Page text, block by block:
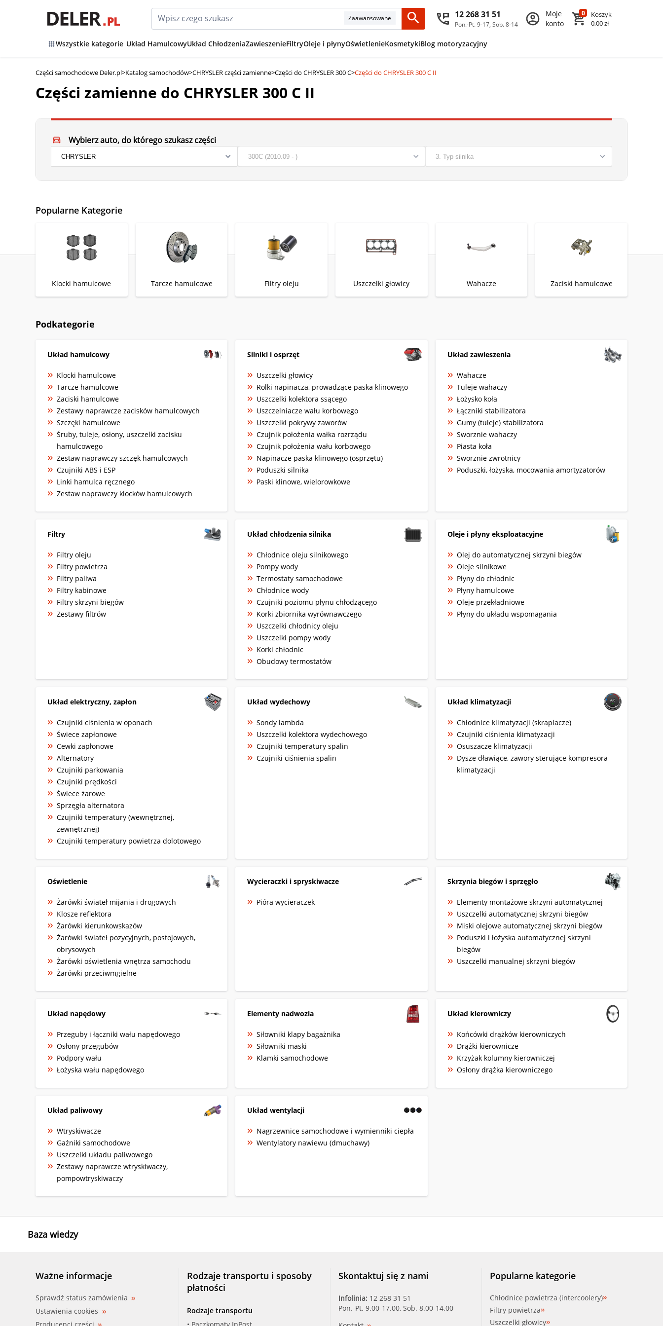
Zaawansowane 12 268 31 51
Pon.-Pt. 9-17, Sob. 8-14
Moje
konto
0
Koszyk
0,00 zł
Wszystkie kategorie Układ HamulcowyUkład ChłodzeniaZawieszenieFiltryOleje i płynyOświetlenieKosmetykiBlog motoryzacyjny
Części samochodowe Deler.pl>Katalog samochodów>CHRYSLER części zamienne>Części do CHRYSLER 300 C>Części do CHRYSLER 300 C II
Części zamienne do CHRYSLER 300 C II
Wybierz auto, do którego szukasz części
Popularne Kategorie
Klocki hamulcowe Tarcze hamulcowe Filtry oleju Uszczelki głowicy Wahacze Zaciski hamulcowe
Podkategorie
Układ hamulcowy
Klocki hamulcowe
Tarcze hamulcowe
Zaciski hamulcowe
Zestawy naprawcze zacisków hamulcowych
Szczęki hamulcowe
Śruby, tuleje, osłony, uszczelki zacisku
hamulcowego
Zestaw naprawczy szczęk hamulcowych
Czujniki ABS i ESP
Linki hamulca ręcznego
Zestaw naprawczy klocków hamulcowych
Silniki i osprzęt
Uszczelki głowicy
Rolki napinacza, prowadzące paska klinowego
Uszczelki kolektora ssącego
Uszczelniacze wału korbowego
Uszczelki pokrywy zaworów
Czujnik położenia wałka rozrządu
Czujnik położenia wału korbowego
Napinacze paska klinowego (osprzętu)
Poduszki silnika
Paski klinowe, wielorowkowe
Układ zawieszenia
Wahacze
Tuleje wahaczy
Łożysko koła
Łączniki stabilizatora
Gumy (tuleje) stabilizatora
Sworznie wahaczy
Piasta koła
Sworznie zwrotnicy
Poduszki, łożyska, mocowania amortyzatorów
Filtry
Filtry oleju
Filtry powietrza
Filtry paliwa
Filtry kabinowe
Filtry skrzyni biegów
Zestawy filtrów
Układ chłodzenia silnika
Chłodnice oleju silnikowego
Pompy wody
Termostaty samochodowe
Chłodnice wody
Czujniki poziomu płynu chłodzącego
Korki zbiornika wyrównawczego
Uszczelki chłodnicy oleju
Uszczelki pompy wody
Korki chłodnic
Obudowy termostatów
Oleje i płyny eksploatacyjne
Olej do automatycznej skrzyni biegów
Oleje silnikowe
Płyny do chłodnic
Płyny hamulcowe
Oleje przekładniowe
Płyny do układu wspomagania
Układ elektryczny, zapłon
Czujniki ciśnienia w oponach
Świece zapłonowe
Cewki zapłonowe
Alternatory
Czujniki parkowania
Czujniki prędkości
Świece żarowe
Sprzęgła alternatora
Czujniki temperatury (wewnętrznej,
zewnętrznej)
Czujniki temperatury powietrza dolotowego
Układ wydechowy
Sondy lambda
Uszczelki kolektora wydechowego
Czujniki temperatury spalin
Czujniki ciśnienia spalin
Układ klimatyzacji
Chłodnice klimatyzacji (skraplacze)
Czujniki ciśnienia klimatyzacji
Osuszacze klimatyzacji
Dysze dławiące, zawory sterujące kompresora
klimatyzacji
Oświetlenie
Żarówki świateł mijania i drogowych
Klosze reflektora
Żarówki kierunkowskazów
Żarówki świateł pozycyjnych, postojowych,
obrysowych
Żarówki oświetlenia wnętrza samochodu
Żarówki przeciwmgielne
Wycieraczki i spryskiwacze
Pióra wycieraczek
Skrzynia biegów i sprzęgło
Elementy montażowe skrzyni automatycznej
Uszczelki automatycznej skrzyni biegów
Miski olejowe automatycznej skrzyni biegów
Poduszki i łożyska automatycznej skrzyni
biegów
Uszczelki manualnej skrzyni biegów
Układ napędowy
Przeguby i łączniki wału napędowego
Osłony przegubów
Podpory wału
Łożyska wału napędowego
Elementy nadwozia
Siłowniki klapy bagażnika
Siłowniki maski
Klamki samochodowe
Układ kierowniczy
Końcówki drążków kierowniczych
Drążki kierownicze
Krzyżak kolumny kierowniczej
Osłony drążka kierowniczego
Układ paliwowy
Wtryskiwacze
Gaźniki samochodowe
Uszczelki układu paliwowego
Zestawy naprawcze wtryskiwaczy,
pompowtryskiwaczy
Układ wentylacji
Nagrzewnice samochodowe i wymienniki ciepła
Wentylatory nawiewu (dmuchawy)
Baza wiedzy
Ważne informacje
Sprawdź status zamówienia
Ustawienia cookies
Rodzaje transportu i sposoby
płatności
Rodzaje transportu
Skontaktuj się z nami
Infolinia: 12 268 31 51
Pon.-Pt. 9.00-17.00, Sob. 8.00-14.00
Popularne kategorie
Chłodnice powietrza (intercoolery)
Filtry powietrza
Uszczelki głowicy